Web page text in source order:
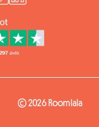
© 2026 Roomlala